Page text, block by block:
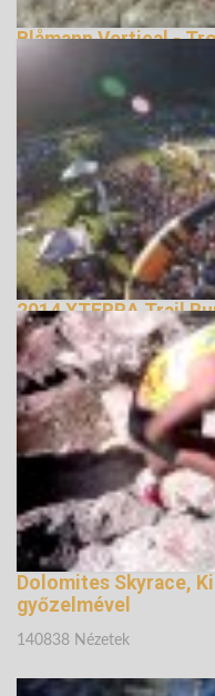
Blåmann Vertical -
terepfutás
144097 Nézetek
2014 XTERRA Trail
147650 Nézetek
Dolomites Skyrace,
győzelmével
140838 Nézetek